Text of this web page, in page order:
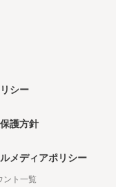
シー
護方針
メディアポリシー
ント一覧